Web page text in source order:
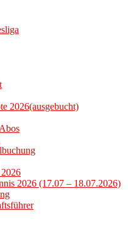
2026(ausgebucht)
2026 (17.07 – 18.07.2026)